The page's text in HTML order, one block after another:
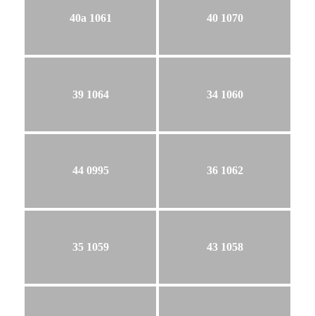
40a 1061 40 1070
39 1064 34 1060
44 0995 36 1062
35 1059 43 1058